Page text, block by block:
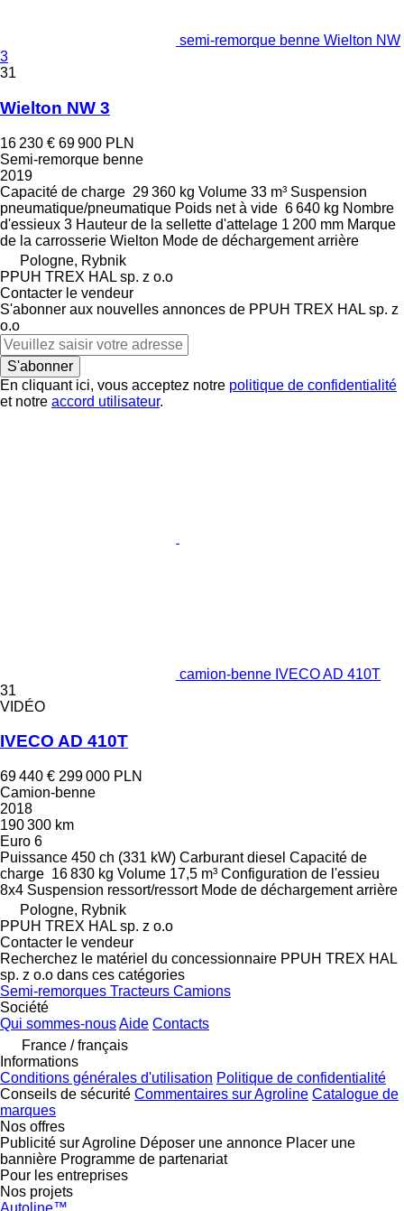
semi-remorque benne Wielton NW
3
31
Wielton NW 3
16 230 € 69 900 PLN
Semi-remorque benne
2019
Capacité de charge 29 360 kg Volume 33 m³ Suspension
pneumatique/pneumatique Poids net à vide 6 640 kg Nombre
d'essieux 3 Hauteur de la sellette d'attelage 1 200 mm Marque
de la carrosserie Wielton Mode de déchargement arrière
Pologne, Rybnik
PPUH TREX HAL sp. z o.o
Contacter le vendeur
S'abonner aux nouvelles annonces de PPUH TREX HAL sp. z
o.o
S'abonner
En cliquant ici, vous acceptez notre politique de confidentialité
et notre accord utilisateur.
camion-benne IVECO AD 410T
31
VIDÉO
IVECO AD 410T
69 440 € 299 000 PLN
Camion-benne
2018
190 300 km
Euro 6
Puissance 450 ch (331 kW) Carburant diesel Capacité de
charge 16 830 kg Volume 17,5 m³ Configuration de l'essieu
8x4 Suspension ressort/ressort Mode de déchargement arrière
Pologne, Rybnik
PPUH TREX HAL sp. z o.o
Contacter le vendeur
Recherchez le matériel du concessionnaire PPUH TREX HAL
sp. z o.o dans ces catégories
Semi-remorques Tracteurs Camions
Société
Qui sommes-nousAide Contacts
France / français
Informations
Conditions générales d'utilisation Politique de confidentialité
Conseils de sécurité Commentaires sur Agroline Catalogue de
marques
Nos offres
Publicité sur Agroline Déposer une annonce Placer une
bannière Programme de partenariat
Pour les entreprises
Nos projets
Autoline™